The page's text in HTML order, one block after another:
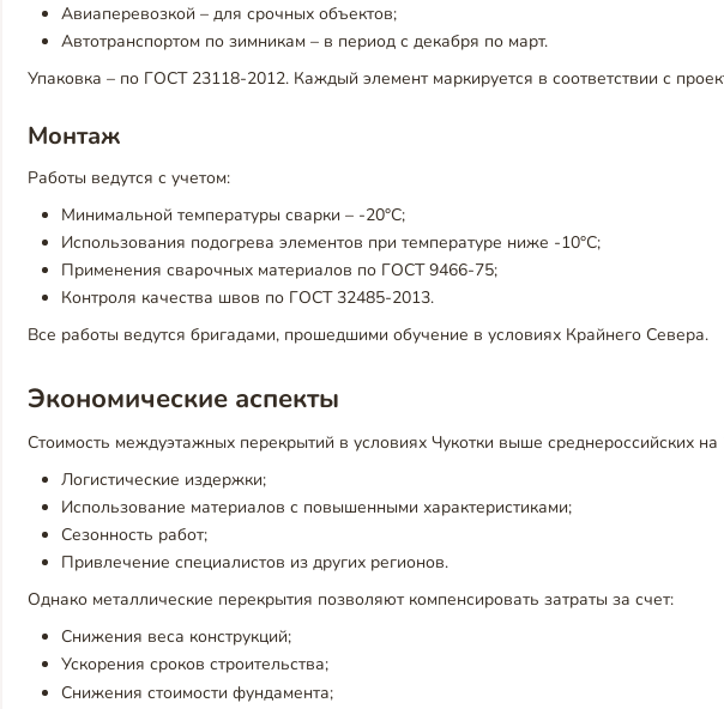
Авиаперевозкой – для срочных объектов;
Автотранспортом по зимникам – в период с декабря по март.
Упаковка – по ГОСТ 23118-2012. Каждый элемент маркируется в соответствии с
Монтаж
Работы ведутся с учетом:
Минимальной температуры сварки – -20°C;
Использования подогрева элементов при температуре ниже -10°C;
Применения сварочных материалов по ГОСТ 9466-75;
Контроля качества швов по ГОСТ 32485-2013.
Все работы ведутся бригадами, прошедшими обучение в условиях Крайнего Севера.
Экономические аспекты
Стоимость междуэтажных перекрытий в условиях Чукотки выше среднероссийских
Логистические издержки;
Использование материалов с повышенными характеристиками;
Сезонность работ;
Привлечение специалистов из других регионов.
Однако металлические перекрытия позволяют компенсировать затраты за счет:
Снижения веса конструкций;
Ускорения сроков строительства;
Снижения стоимости фундамента;